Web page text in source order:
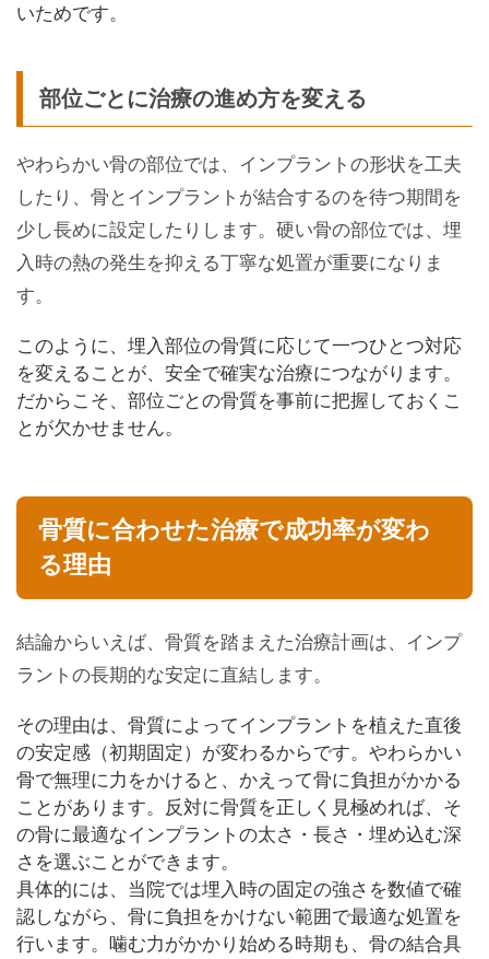
いためです。
部位ごとに治療の進め方を変える
やわらかい骨の部位では、インプラントの形状を工夫
したり、骨とインプラントが結合するのを待つ期間を
少し長めに設定したりします。硬い骨の部位では、埋
入時の熱の発生を抑える丁寧な処置が重要になりま
す。
このように、埋入部位の骨質に応じて一つひとつ対応
を変えることが、安全で確実な治療につながります。
だからこそ、部位ごとの骨質を事前に把握しておくこ
とが欠かせません。
骨質に合わせた治療で成功率が変わ
る理由
結論からいえば、骨質を踏まえた治療計画は、インプ
ラントの長期的な安定に直結します。
その理由は、骨質によってインプラントを植えた直後
の安定感（初期固定）が変わるからです。やわらかい
骨で無理に力をかけると、かえって骨に負担がかかる
ことがあります。反対に骨質を正しく見極めれば、そ
の骨に最適なインプラントの太さ・長さ・埋め込む深
さを選ぶことができます。
具体的には、当院では埋入時の固定の強さを数値で確
認しながら、骨に負担をかけない範囲で最適な処置を
行います。噛む力がかかり始める時期も、骨の結合具